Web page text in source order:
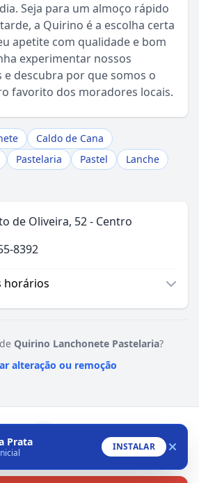
Seja para um almoço rápido
a Quirino é a escolha certa
apetite com qualidade e bom
experimentar nossos
e descubra por que somos o
favorito dos moradores locais.
Caldo de Cana
Pastelaria Pastel
Lanche
de Oliveira, 52 - Centro
8392
horários
Quirino Lanchonete Pastelaria?
alteração ou remoção
em Águas da Prata
Sou Morador
Prata INSTALAR